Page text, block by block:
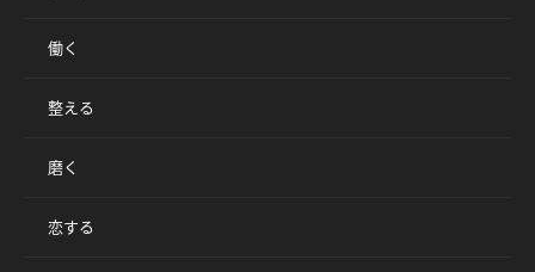
働く
整える
磨く
恋する